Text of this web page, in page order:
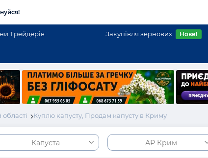
Трейдерів Закупівля зернових Нове!
Куплю капусту, Продам капусту в Криму
Капуста АР Крим